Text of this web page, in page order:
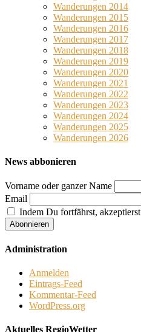
Wanderungen 2014
Wanderungen 2015
Wanderungen 2016
Wanderungen 2017
Wanderungen 2018
Wanderungen 2019
Wanderungen 2020
Wanderungen 2021
Wanderungen 2022
Wanderungen 2023
Wanderungen 2024
Wanderungen 2025
Wanderungen 2026
News abbonieren
Vorname oder ganzer Name
Email
Indem Du fortfährst,
Administration
Anmelden
Eintrags-Feed
Kommentar-Feed
WordPress.org
Aktuelles RegioWetter